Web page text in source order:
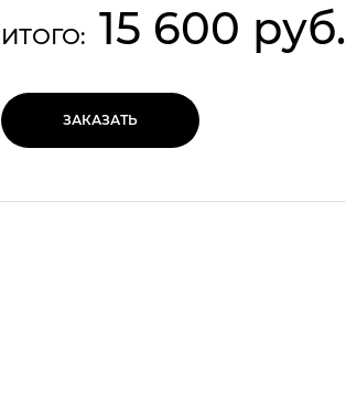
ИТОГО: 15 600 руб.
ЗАКАЗАТЬ